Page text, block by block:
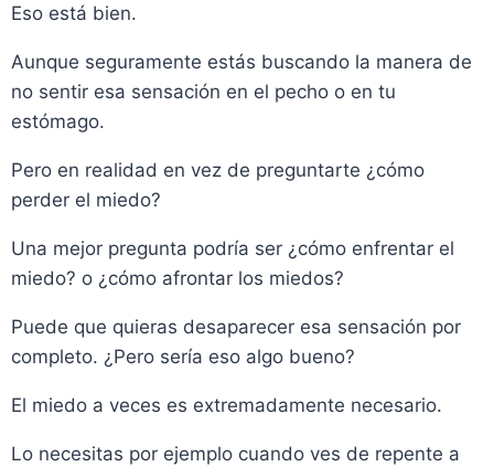
Eso está bien.
Aunque seguramente estás buscando la manera de
no sentir esa sensación en el pecho o en tu
estómago.
Pero en realidad en vez de preguntarte ¿cómo
perder el miedo?
Una mejor pregunta podría ser ¿cómo enfrentar el
miedo? o ¿cómo afrontar los miedos?
Puede que quieras desaparecer esa sensación por
completo. ¿Pero sería eso algo bueno?
El miedo a veces es extremadamente necesario.
Lo necesitas por ejemplo cuando ves de repente a